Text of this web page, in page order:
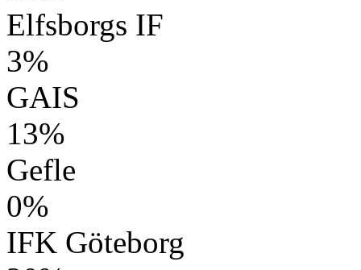
Elfsborgs IF
3%
GAIS
13%
Gefle
0%
IFK Göteborg